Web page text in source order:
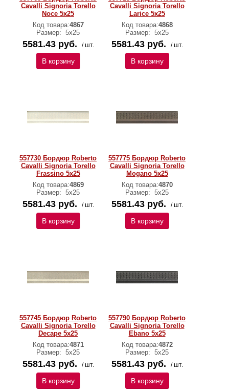
Cavalli Signoria Torello
Noce 5x25
Код товара:4867
Размер: 5x25
5581.43 руб. / шт.
В корзину
Cavalli Signoria Torello
Larice 5x25
Код товара:4868
Размер: 5x25
5581.43 руб. / шт.
В корзину
557730 Бордюр Roberto
Cavalli Signoria Torello
Frassino 5x25
Код товара:4869
Размер: 5x25
5581.43 руб. / шт.
В корзину
557775 Бордюр Roberto
Cavalli Signoria Torello
Mogano 5x25
Код товара:4870
Размер: 5x25
5581.43 руб. / шт.
В корзину
557745 Бордюр Roberto
Cavalli Signoria Torello
Decape 5x25
Код товара:4871
Размер: 5x25
5581.43 руб. / шт.
В корзину
557790 Бордюр Roberto
Cavalli Signoria Torello
Ebano 5x25
Код товара:4872
Размер: 5x25
5581.43 руб. / шт.
В корзину